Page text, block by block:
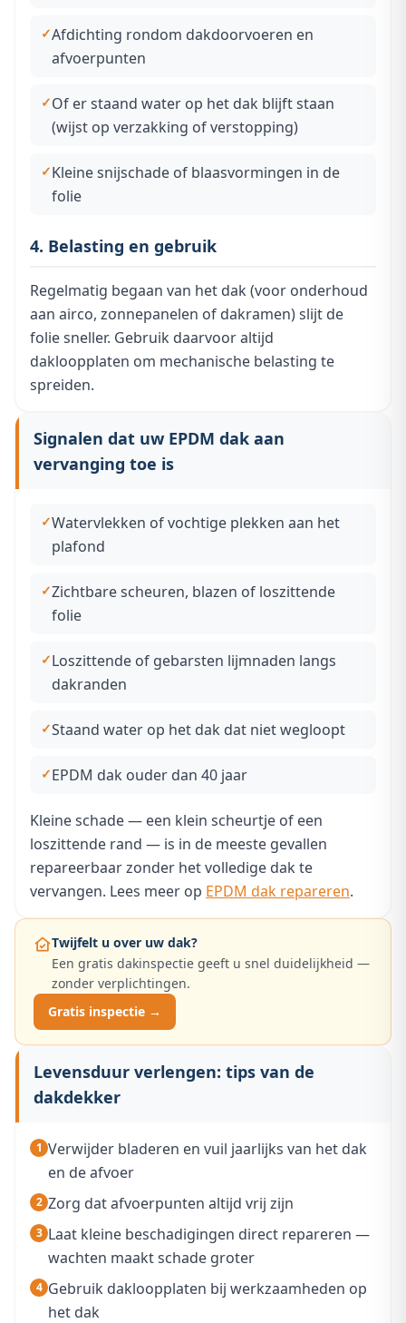
Afdichting rondom dakdoorvoeren en
afvoerpunten
Of er staand water op het dak blijft staan
(wijst op verzakking of verstopping)
Kleine snijschade of blaasvormingen in de
folie
4. Belasting en gebruik
Regelmatig begaan van het dak (voor onderhoud
aan airco, zonnepanelen of dakramen) slijt de
folie sneller. Gebruik daarvoor altijd
dakloopplaten om mechanische belasting te
spreiden.
Signalen dat uw EPDM dak aan
vervanging toe is
Watervlekken of vochtige plekken aan het
plafond
Zichtbare scheuren, blazen of loszittende
folie
Loszittende of gebarsten lijmnaden langs
dakranden
Staand water op het dak dat niet wegloopt
EPDM dak ouder dan 40 jaar
Kleine schade — een klein scheurtje of een
loszittende rand — is in de meeste gevallen
repareerbaar zonder het volledige dak te
vervangen. Lees meer op EPDM dak repareren.
Twijfelt u over uw dak?
Een gratis dakinspectie geeft u snel duidelijkheid —
zonder verplichtingen.
Gratis inspectie →
Levensduur verlengen: tips van de
dakdekker
Verwijder bladeren en vuil jaarlijks van het dak
en de afvoer
Zorg dat afvoerpunten altijd vrij zijn
Laat kleine beschadigingen direct repareren —
wachten maakt schade groter
Gebruik dakloopplaten bij werkzaamheden op
het dak